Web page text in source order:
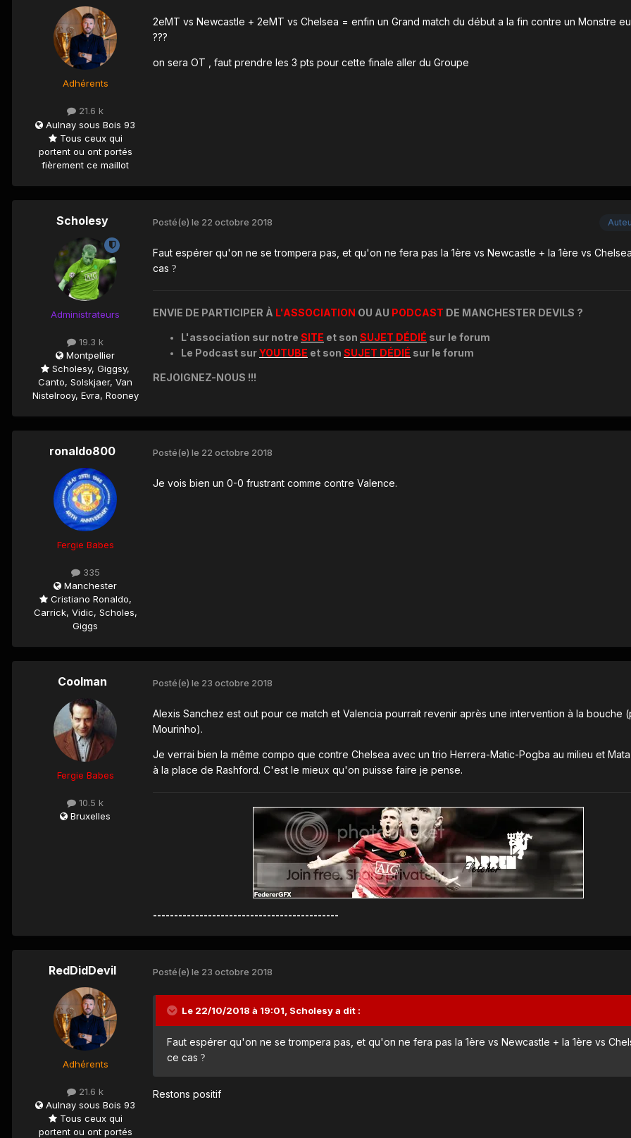
Adhérents
21.6 k
Aulnay sous Bois 93
Tous ceux qui
portent ou ont portés
fièrement ce maillot
2eMT vs Newcastle + 2eMT vs Chelsea = enfin un Grand match du début a la fin contre un Monstre
???
on sera OT , faut prendre les 3 pts pour cette finale aller du Groupe
Scholesy
Administrateurs
19.3 k
Montpellier
Scholesy, Giggsy,
Canto, Solskjaer, Van
Nistelrooy, Evra, Rooney
Posté(e) le 22 octobre 2018
Faut espérer qu'on ne se trompera pas, et qu'on ne fera pas la 1ère vs Newcastle + la 1ère vs
cas ?
ENVIE DE PARTICIPER À L'ASSOCIATION OU AU PODCAST DE MANCHESTER DEVILS ?
L'association sur notre SITE et son SUJET DÉDIÉ sur le forum
Le Podcast surYOUTUBE et son SUJET DÉDIÉ sur le forum
REJOIGNEZ-NOUS !!!
ronaldo800
Fergie Babes
335
Manchester
Cristiano Ronaldo,
Carrick, Vidic, Scholes,
Giggs
Posté(e) le 22 octobre 2018
Je vois bien un 0-0 frustrant comme contre Valence.
Coolman
Fergie Babes
10.5 k
Bruxelles
Posté(e) le 23 octobre 2018
Alexis Sanchez est out pour ce match et Valencia pourrait revenir après une intervention à la bouche
Mourinho).
Je verrai bien la même compo que contre Chelsea avec un trio Herrera-Matic-Pogba au milieu et
à la place de Rashford. C'est le mieux qu'on puisse faire je pense.
--------------------------------------------
RedDidDevil
Adhérents
21.6 k
Aulnay sous Bois 93
Tous ceux qui
portent ou ont portés
Posté(e) le 23 octobre 2018
Le 22/10/2018 à 19:01, Scholesya dit :
Faut espérer qu'on ne se trompera pas, et qu'on ne fera pas la 1ère vs Newcastle + la 1ère vs
ce cas ?
Restons positif